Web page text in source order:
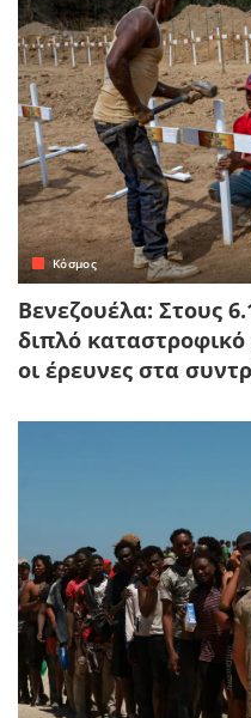
Κόσμος
Βενεζουέλα: Στους
διπλό καταστροφικό
οι έρευνες στα